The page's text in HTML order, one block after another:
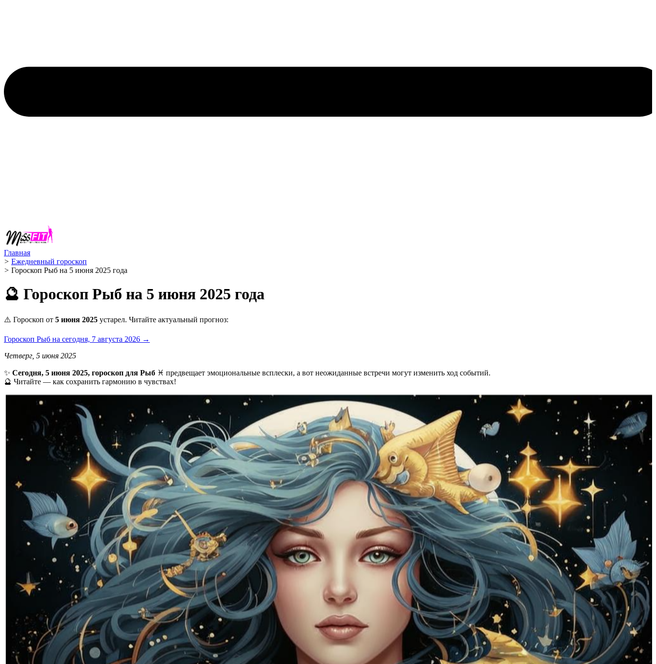
Главная
> Ежедневный гороскоп
> Гороскоп Рыб на 5 июня 2025 года
🔮 Гороскоп Рыб на 5 июня 2025 года
⚠️ Гороскоп от 5 июня 2025 устарел. Читайте актуальный прогноз:
Гороскоп Рыб на сегодня, 7 августа 2026 →
Четверг, 5 июня 2025
✨ Сегодня, 5 июня 2025, гороскоп для Рыб ♓ предвещает эмоциональные всплески, а вот неожиданные встречи могут изменить ход событий.
🔮 Читайте — как сохранить гармонию в чувствах!